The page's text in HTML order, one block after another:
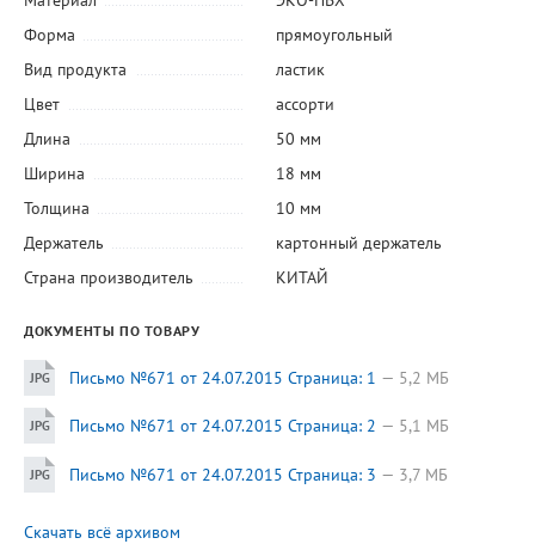
Форма
прямоугольный
Вид продукта
ластик
Цвет
ассорти
Длина
50 мм
Ширина
18 мм
Толщина
10 мм
Держатель
картонный держатель
Страна производитель
КИТАЙ
ДОКУМЕНТЫ ПО ТОВАРУ
Письмо №671 от 24.07.2015 Страница: 1 5,2 МБ
Письмо №671 от 24.07.2015 Страница: 2 5,1 МБ
Письмо №671 от 24.07.2015 Страница: 3 3,7 МБ
Скачать всё архивом